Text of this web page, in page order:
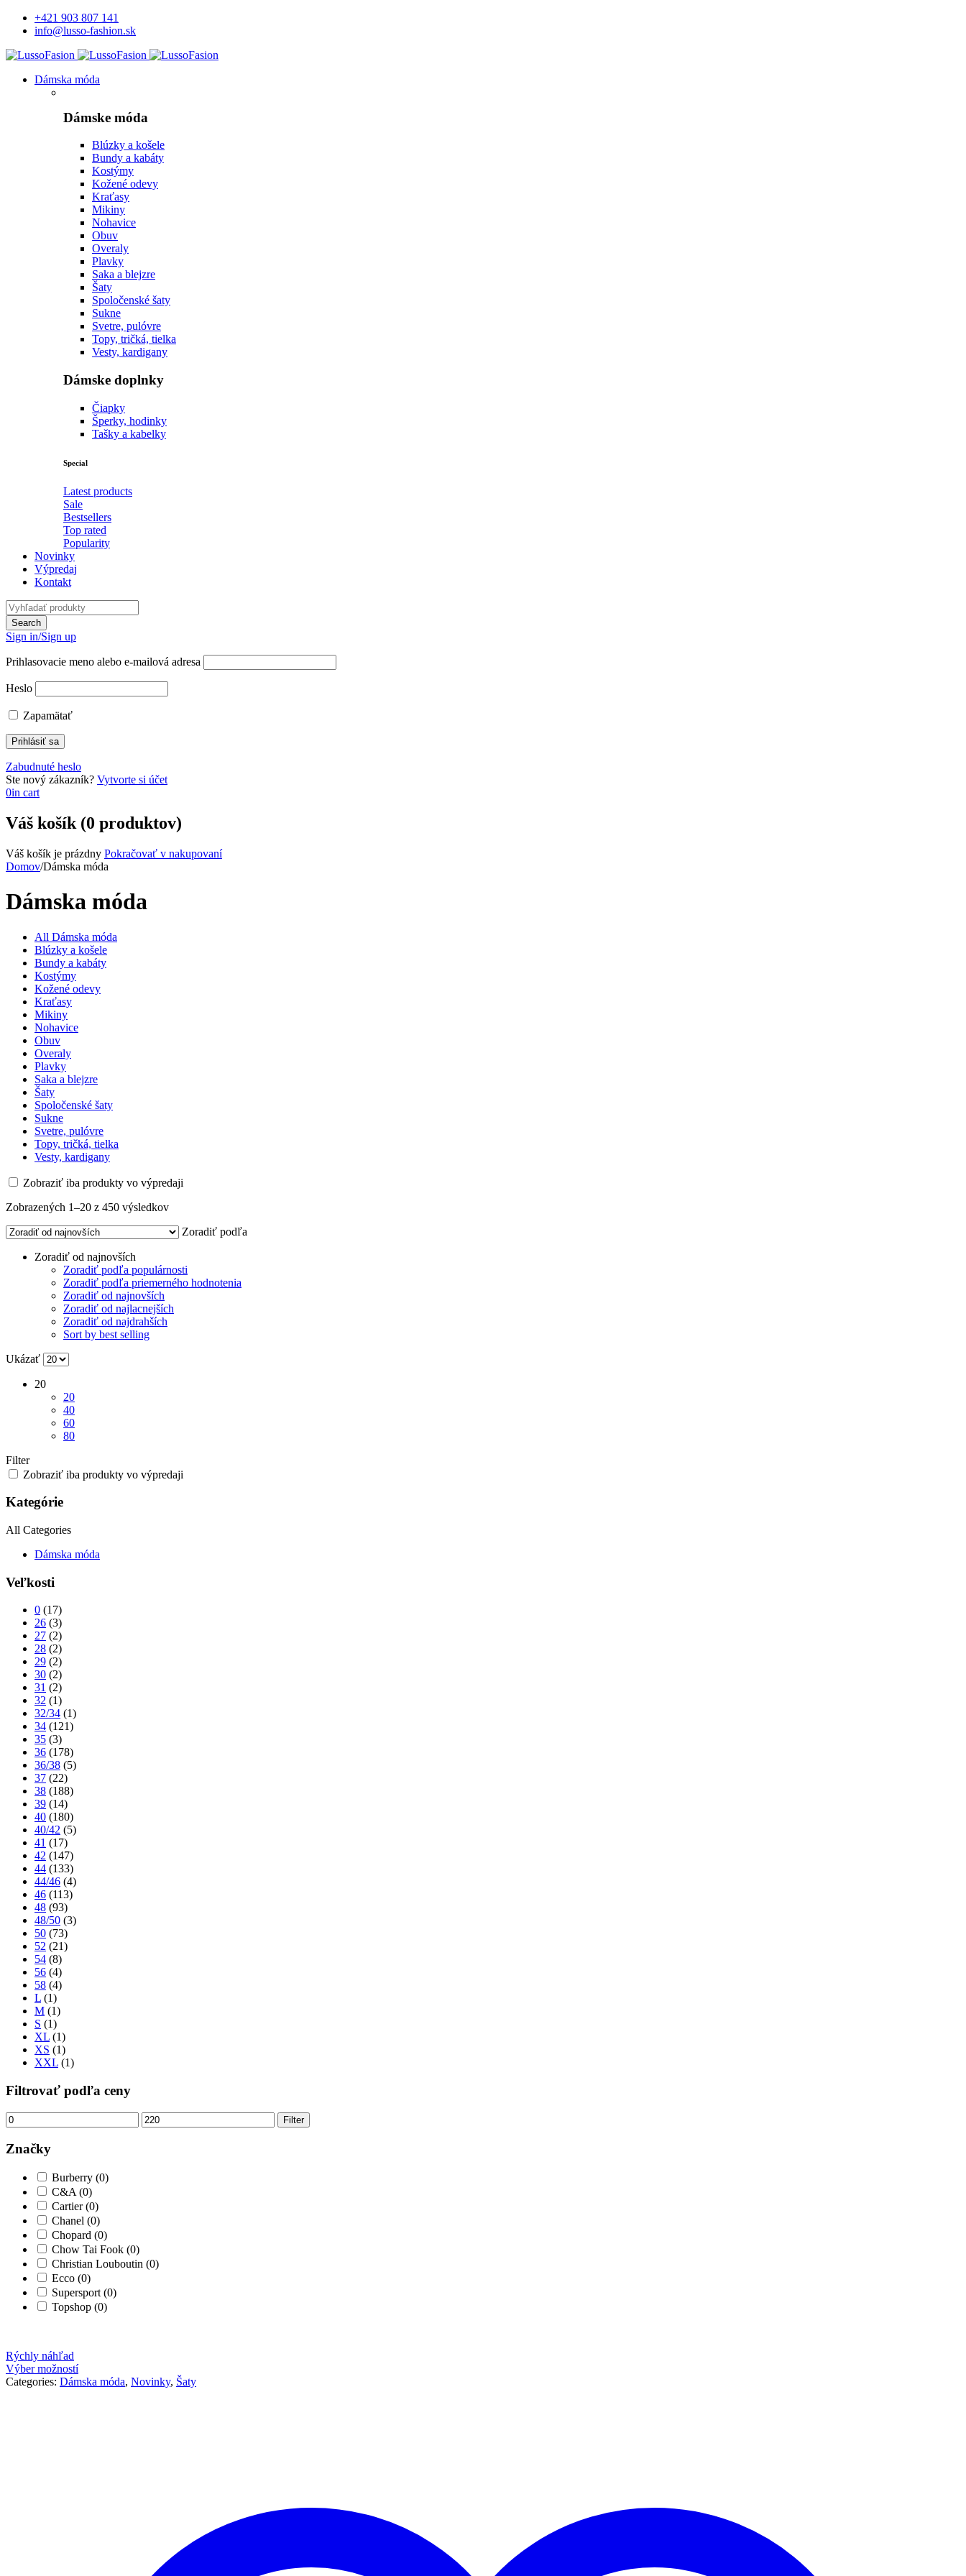
+421 903 807 141
info@lusso-fashion.sk
Dámska móda
Dámske móda
Blúzky a košele
Bundy a kabáty
Kostýmy
Kožené odevy
Kraťasy
Mikiny
Nohavice
Obuv
Overaly
Plavky
Saka a blejzre
Šaty
Spoločenské šaty
Sukne
Svetre, pulóvre
Topy, tričká, tielka
Vesty, kardigany
Dámske doplnky
Čiapky
Šperky, hodinky
Tašky a kabelky
Special
Latest products
Sale
Bestsellers
Top rated
Popularity
Novinky
Výpredaj
Kontakt
Sign in/Sign up
Prihlasovacie meno alebo e-mailová adresa
Heslo
Zapamätať
Zabudnuté heslo
Ste nový zákazník? Vytvorte si účet
0in cart
Váš košík (0 produktov)
Váš košík je prázdny Pokračovať v nakupovaní
Domov/Dámska móda
Dámska móda
All Dámska móda
Blúzky a košele
Bundy a kabáty
Kostýmy
Kožené odevy
Kraťasy
Mikiny
Nohavice
Obuv
Overaly
Plavky
Saka a blejzre
Šaty
Spoločenské šaty
Sukne
Svetre, pulóvre
Topy, tričká, tielka
Vesty, kardigany
Zobraziť iba produkty vo výpredaji
Zobrazených 1–20 z 450 výsledkovZoradené
najnovších
Zoradiť podľa
Zoradiť od najnovších
Zoradiť podľa populárnosti
Zoradiť podľa priemerného hodnotenia
Zoradiť od najnovších
Zoradiť od najlacnejších
Zoradiť od najdrahších
Sort by best selling
Ukázať
20
20
40
60
80
Filter
Zobraziť iba produkty vo výpredaji
Kategórie
All Categories
Dámska móda
Veľkosti
0 (17)
26 (3)
27 (2)
28 (2)
29 (2)
30 (2)
31 (2)
32 (1)
32/34 (1)
34 (121)
35 (3)
36 (178)
36/38 (5)
37 (22)
38 (188)
39 (14)
40 (180)
40/42 (5)
41 (17)
42 (147)
44 (133)
44/46 (4)
46 (113)
48 (93)
48/50 (3)
50 (73)
52 (21)
54 (8)
56 (4)
58 (4)
L (1)
M (1)
S (1)
XL (1)
XS (1)
XXL (1)
Filtrovať podľa ceny
Minimálna
cena
Maximálna
cena
Filter
Značky
Burberry (0)
C&A (0)
Cartier(0)
Chanel (0)
Chopard (0)
Chow Tai Fook (0)
Christian Louboutin (0)
Ecco (0)
Supersport (0)
Topshop (0)
Rýchly náhľad
Výber možností
Categories: Dámska móda, Novinky, Šaty